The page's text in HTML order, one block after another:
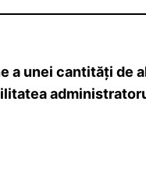
a unei cantități